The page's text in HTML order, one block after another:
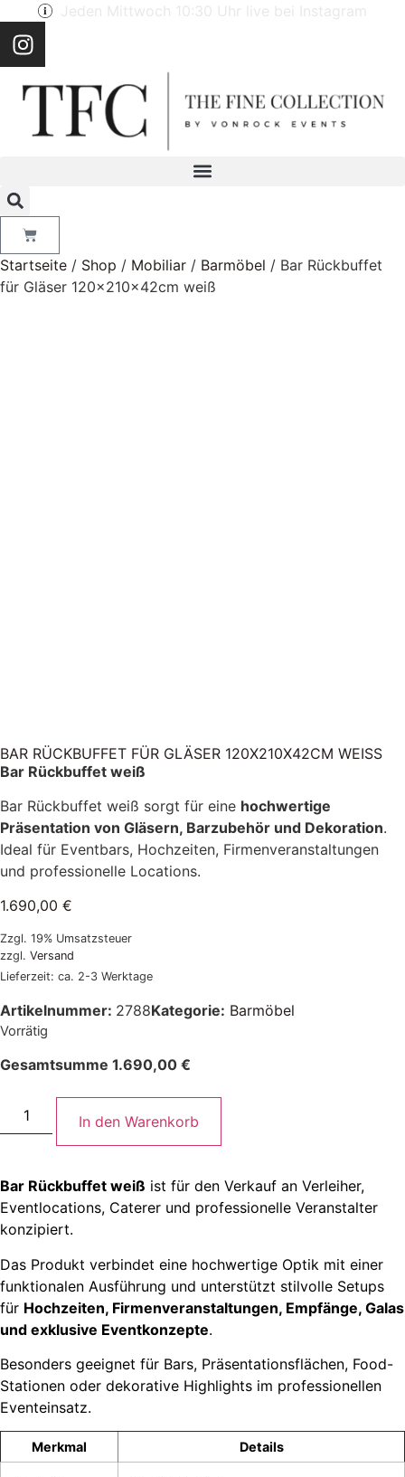
Jeden Mittwoch 10:30 Uhr live bei Instagram
Startseite / Shop / Mobiliar / Barmöbel / Bar Rückbuffet
für Gläser 120x210x42cm weiß
BAR RÜCKBUFFET FÜR GLÄSER 120X210X42CM WEISS
Bar Rückbuffet weiß
Bar Rückbuffet weiß sorgt für eine hochwertige
Präsentation von Gläsern, Barzubehör und Dekoration.
Ideal für Eventbars, Hochzeiten, Firmenveranstaltungen
und professionelle Locations.
1.690,00 €
Zzgl. 19% Umsatzsteuer
zzgl. Versand
Lieferzeit: ca. 2-3 Werktage
Artikelnummer: 2788Kategorie: Barmöbel
Vorrätig
Gesamtsumme 1.690,00 €
In den Warenkorb
Bar Rückbuffet weiß ist für den Verkauf an Verleiher,
Eventlocations, Caterer und professionelle Veranstalter
konzipiert.
Das Produkt verbindet eine hochwertige Optik mit einer
funktionalen Ausführung und unterstützt stilvolle Setups
für Hochzeiten, Firmenveranstaltungen, Empfänge, Galas
und exklusive Eventkonzepte.
Besonders geeignet für Bars, Präsentationsflächen, Food-
Stationen oder dekorative Highlights im professionellen
Eventeinsatz.
Merkmal Details